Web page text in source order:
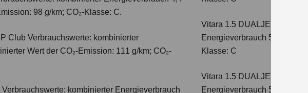
98 g/km; CO₂-Klasse: C.
Club Verbrauchswerte: kombinierter
Wert der CO₂-Emission: 111 g/km; CO₂-
Verbrauchswerte: kombinierter Energieverbrauch
Vitara 1.5 DUALJET
Energieverbrauch 5,0 l/
Klasse: C
Vitara 1.5 DUALJET
Energieverbrauch 5,6 l/